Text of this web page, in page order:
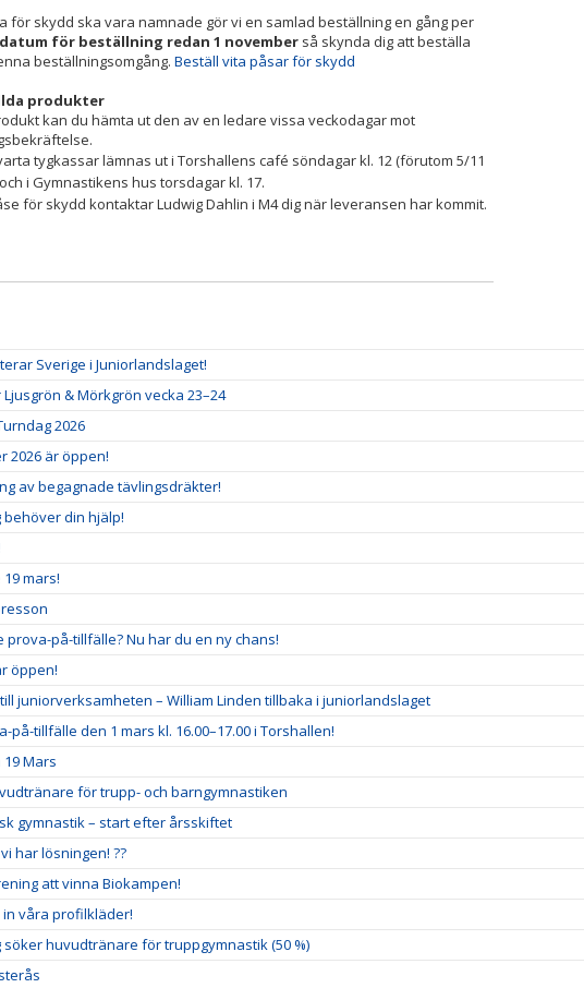
för skydd ska vara namnade gör vi en samlad beställning en gång per
datum för beställning redan 1 november så skynda dig att beställa
beställningsomgång. Beställ vita påsar för skydd
produkter
kan du hämta ut den av en ledare vissa veckodagar mot
tygkassar lämnas ut i Torshallens café söndagar kl. 12 (förutom 5/11
i Gymnastikens hus torsdagar kl. 17.
för skydd kontaktar Ludwig Dahlin i M4 dig när leveransen har kommit.
Sverige i Juniorlandslaget!
& Mörkgrön vecka 23–24
2026
2026 är öppen!
av begagnade tävlingsdräkter!
din hjälp!
mars!
på-tillfälle? Nu har du en ny chans!
öppen!
juniorverksamheten – William Linden tillbaka i juniorlandslaget
på-tillfälle den 1 mars kl. 16.00–17.00 i Torshallen!
Mars
för trupp- och barngymnastiken
gymnastik – start efter årsskiftet
har lösningen! ??
att vinna Biokampen!
våra profilkläder!
huvudtränare för truppgymnastik (50 %)